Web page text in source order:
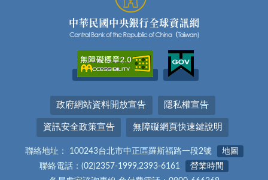
政府網站資料開放宣告 隱私權宣告
資訊安全政策宣告 無障礙網頁快速鍵說明
聯絡地址： 100243台北市中正區羅斯福路一段2號
地圖
聯絡電話：(02)2357-1999,2393-6161
營業時間